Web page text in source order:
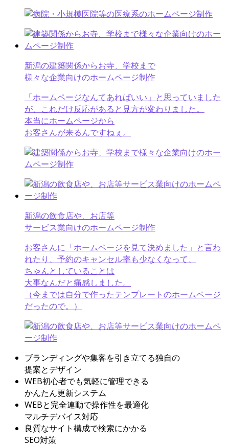
新潟の建築関係からお寺、学校まで
様々な企業向けのホームページ制作
「ホームページなんてあればいい」と思っていました
が、これだけ反応があると見方が変わりました。
本当にホームページから
お客さんが来るんですねぇ。
新潟の飲食店や、お店等
サービス業向けのホームページ制作
お客さんに「ホームページを見て決めました」と言わ
れたり、予約のキャンセル率も少なくなって、
ちゃんとしていることは
大事なんだと痛感しました。
（今までは自分で作ったテンプレートのホームページ
だったので。）
ブランディングや集客を引き立てる独自の
提案とデザイン
WEB初心者でも気軽に管理できる
かんたん更新システム
WEBと完全連動で操作性を最適化
マルチデバイス対応
良質なサイト構成で検索にかかる
SEO対策